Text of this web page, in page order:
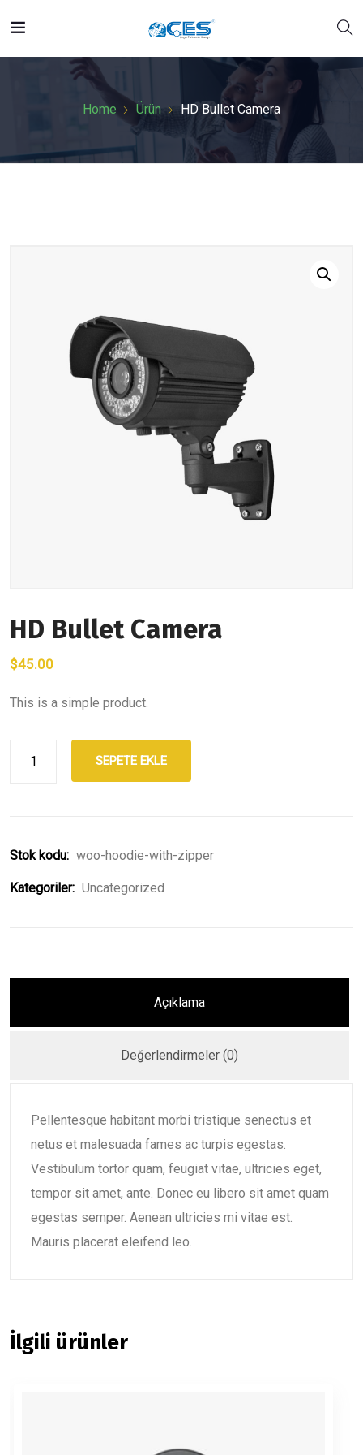
Home Ürün HD Bullet Camera
HD Bullet Camera
$45.00
This is a simple product.
SEPETE EKLE
Stok kodu: woo-hoodie-with-zipper
Kategoriler: Uncategorized
Açıklama
Değerlendirmeler (0)
Pellentesque habitant morbi tristique senectus et
netus et malesuada fames ac turpis egestas.
Vestibulum tortor quam, feugiat vitae, ultricies eget,
tempor sit amet, ante. Donec eu libero sit amet quam
egestas semper. Aenean ultricies mi vitae est.
Mauris placerat eleifend leo.
İlgili ürünler